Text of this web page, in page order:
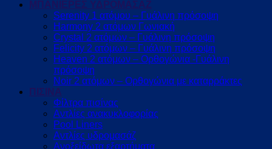
ΜΠΑΝΙΕΡΕΣ ΥΔΡΟΜΑΣΑΖ
Serenity 1 ατόμου – Γυάλινη πρόσοψη
Harmony 2 ατόμων Γωνιακή
Crystal 2 ατόμων – Γυάλινη πρόσοψη
Felicity 2 ατόμων – Γυάλινη πρόσοψη
Heaven 2 ατόμων – Ορθογώνια -Γυάλινη
πρόσοψη
Noir 2 ατόμων – Ορθογώνια με καταρράκτες
ΠΙΣΙΝΑ
Φίλτρα πισίνας
Αντλίες ανακυκλοφορίας
Pool Liners
Αντλίες υδρομασάζ
Ανοξείδωτα εξαρτήματα